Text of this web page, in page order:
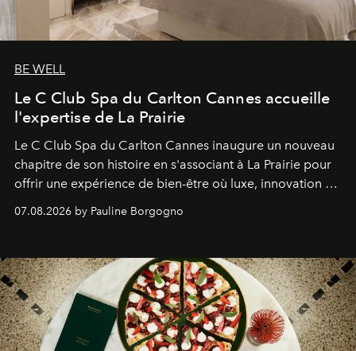
BE WELL
Le C Club Spa du Carlton Cannes accueille
l'expertise de La Prairie
Le C Club Spa du Carlton Cannes inaugure un nouveau
chapitre de son histoire en s'associant à La Prairie pour
offrir une expérience de bien-être où luxe, innovation et
expertise se rencontrent.
07.08.2026 by Pauline Borgogno